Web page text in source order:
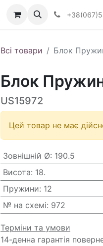
Всі товари Блок
Блок
US15972
Цей товар не має
Зовнішній Ø: 190.5
Висота: 18.
Пружини: 12
№ на схемі: 972
Терміни та умови
14-денна гарантія